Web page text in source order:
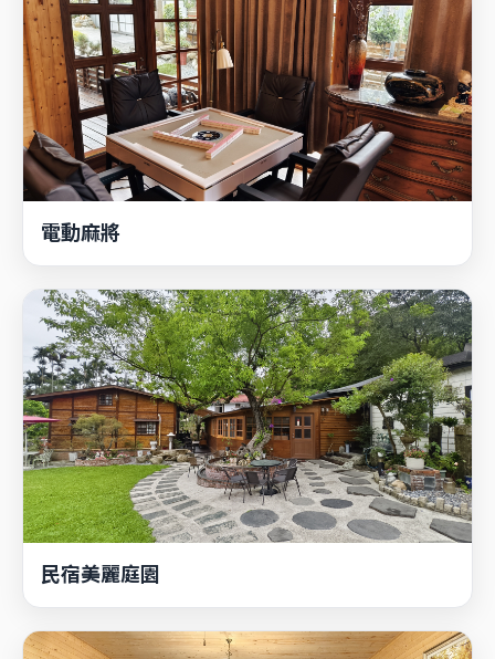
民宿美麗庭園
卡啦OK客廳